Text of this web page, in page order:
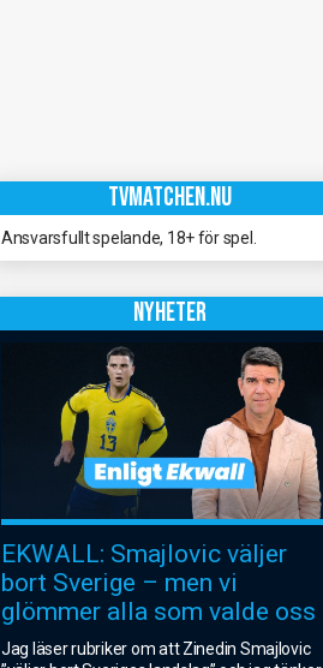
TVMATCHEN.NU
Ansvarsfullt spelande, 18+ för spel.
NYHETER
EKWALL: Smajlovic väljer
bort Sverige – men vi
glömmer alla som valde oss
Jag läser rubriker om att Zinedin Smajlovic